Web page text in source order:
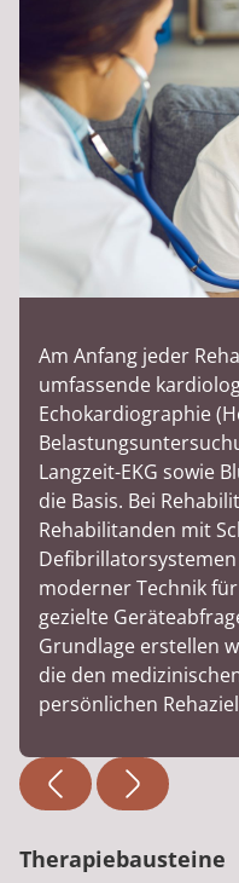
Am Anfang jeder
umfassende
Echokardiographie
Langzeit-EKG sowie
die Basis. Bei
Rehabilitanden mit
moderner Technik
gezielte
Grundlage erstellen
die den
persönlichen
Therapiebausteine